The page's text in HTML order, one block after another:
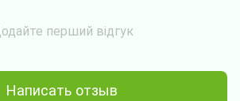
перший відгук
Написать отзыв